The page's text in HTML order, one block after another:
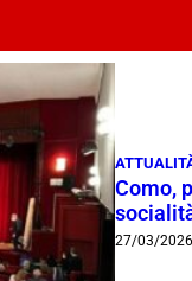
Como,
27/03/2026